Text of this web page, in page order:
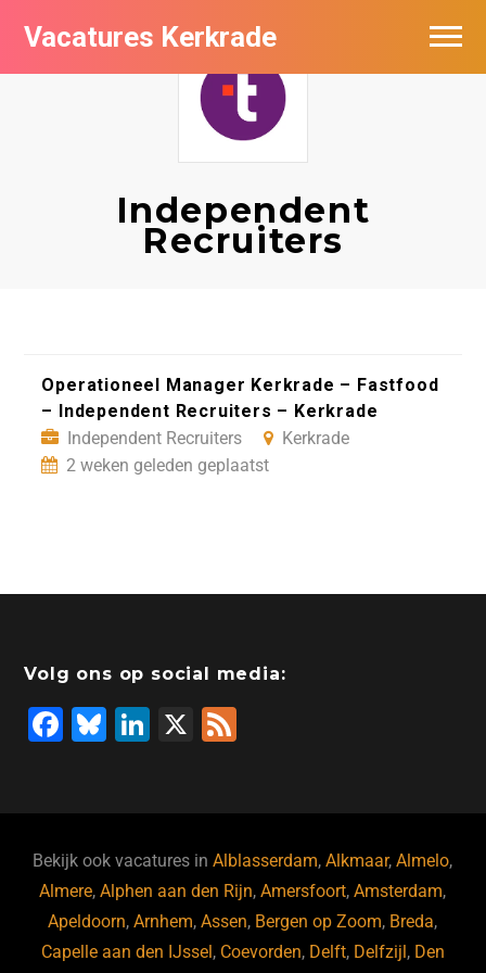
Vacatures Kerkrade
Independent
Recruiters
Operationeel Manager Kerkrade – Fastfood
– Independent Recruiters – Kerkrade
Independent Recruiters
Kerkrade
2 weken geleden geplaatst
Volg ons op social media:
F
b
o
o
Bl
ky
Li
dI
n
X
Bekijk ook vacatures inAlblasserdam,Alkmaar,Almelo,
Almere,Alphen aan den Rijn,Amersfoort,Amsterdam,
Apeldoorn,Arnhem,Assen, Bergen op Zoom, Breda,
Capelle aan den IJssel, Coevorden, Delft, Delfzijl, Den
Vacatures per bedrijf in Kerkrade